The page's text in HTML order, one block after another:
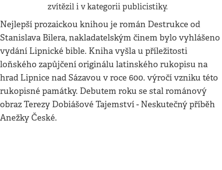
zvítězil i v kategorii publicistiky.
Nejlepší prozaickou knihou je román Destrukce od
Stanislava Bilera, nakladatelským činem bylo vyhlášeno
vydání Lipnické bible. Kniha vyšla u příležitosti
loňského zapůjčení originálu latinského rukopisu na
hrad Lipnice nad Sázavou v roce 600. výročí vzniku této
rukopisné památky. Debutem roku se stal románový
obraz Terezy Dobiášové Tajemství - Neskutečný příběh
Anežky České.